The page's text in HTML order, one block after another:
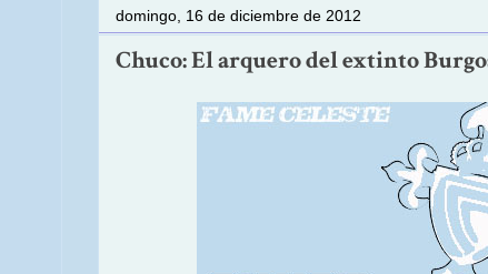
domingo, 16 de diciembre de 2012
Chuco: El arquero del extinto